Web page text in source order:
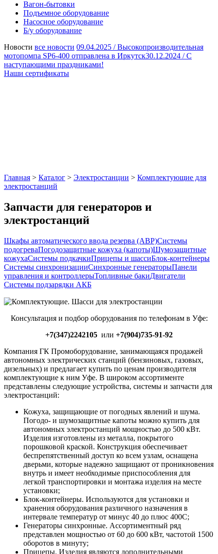
Вагон-бытовки
Подъемное оборудование
Насосное оборудование
Б/у оборудование
Новости все новости 09.04.2025 /Высокопроизводительная
мотопомпа SP6-400 отправлена в Иркутск30.12.2024 /С
наступающими праздниками!
Наши сертификаты
Главная > Каталог > Электростанции > Комплектующие для
электростанций
Запчасти для генераторов и
электростанций
Шкафы автоматического ввода резерва (АВР)Системы
подогреваПогодозащитные кожуха (капоты)Шумозащитные
кожухаСистемы подкачкиПрицепы и шассиБлок-контейнеры
Системы синхронизацииСинхронные генераторыПанели
управления и контроллерыТопливные бакиДвигатели
Системы подзарядки АКБ
Консультация и подбор оборудования по телефонам в Уфе:
+7(347)2242105 или +7(904)735-91-92
Компания ГК Промоборудование, занимающаяся продажей
автономных электрических станций (бензиновых, газовых,
дизельных) и предлагает купить по ценам производителя
комплектующие к ним Уфе. В широком ассортименте
представлены следующие устройства, системы и запчасти для
электростанций:
Кожуха, защищающие от погодных явлений и шума.
Погодо- и шумозащитные капоты можно купить для
автономных электростанций мощностью до 500 кВт.
Изделия изготовлены из металла, покрытого
порошковой краской. Конструкция обеспечивает
беспрепятственный доступ ко всем узлам, оснащена
дверьми, которые надежно защищают от проникновения
внутрь и имеет необходимые приспособления для
легкой транспортировки и монтажа изделия на месте
установки;
Блок-контейнеры. Используются для установки и
хранения оборудования различного назначения в
интервале температур от минус 40 до плюс 400С;
Генераторы синхронные. Ассортиментный ряд
представлен мощностью от 60 до 600 кВт, частотой 1500
оборотов в минуту;
Прицепы. Изделия являются дополнительными